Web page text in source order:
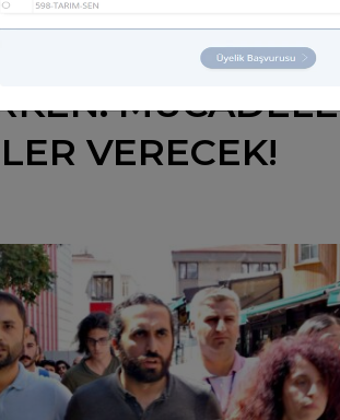
MÜCADELESİ
MÜCADELE
VERECEK!